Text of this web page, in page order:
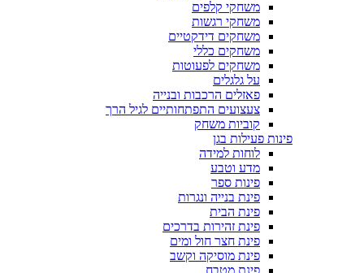
משחקי קלפים
משחקי רגשות
משחקים דידקטיים
משחקים כללי
משחקים לפעוטות
על גלגלים
פאזלים הרכבות ובנייה
צעצועים התפתחותיים לגיל הרך
קוביות משחק
פינות פעילות בגן
לוחות למידה
מדע וטבע
פינות ספר
פינת בנייה ונגרות
פינת הבית
פינת זהירות בדרכים
פינת חצר חול ומים
פינת מוסיקה וקשב
פינת מטבח